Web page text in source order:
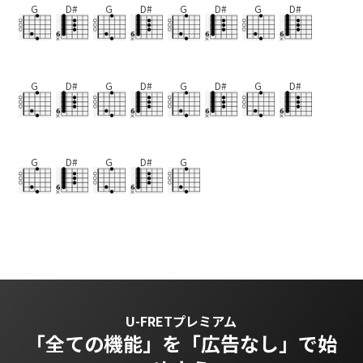
G D# G D# G D# G D#
G D# G D# G D# G D#
G D# G D# G
U-FRETプレミアム
「全ての機能」を 「広告なし」で始